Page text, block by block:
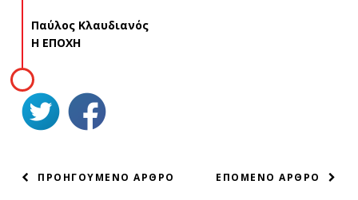
Παύλος Κλαυδιανός
Η ΕΠΟΧΗ
ΠΛΟΗΓΗΣΗ
ΕΠΟΜΕΝΟ ΑΡΘΡΟ
ΠΡΟΗΓΟΥΜΕΝΟ ΑΡΘΡΟ